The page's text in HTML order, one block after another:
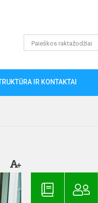
IR KONTAKTAI